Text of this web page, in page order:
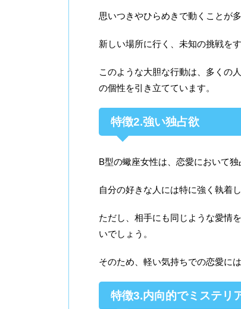
思いつきやひらめきで動くことが
新しい場所に行く、未知の挑戦を
このような大胆な行動は、多くの
の個性を引き立てています。
特徴2.強い独占欲
B型の蠍座女性は、恋愛において独
自分の好きな人には特に強く執着
ただし、相手にも同じような愛情
いでしょう。
そのため、軽い気持ちでの恋愛に
特徴3.内向的でミステリ